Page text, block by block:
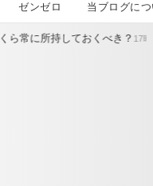
ゼンゼロ 当ブログに
べき？17時間前【原神】スネー